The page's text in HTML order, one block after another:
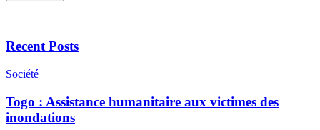
Recent Posts
Société
Togo : Assistance humanitaire aux victimes des
inondations